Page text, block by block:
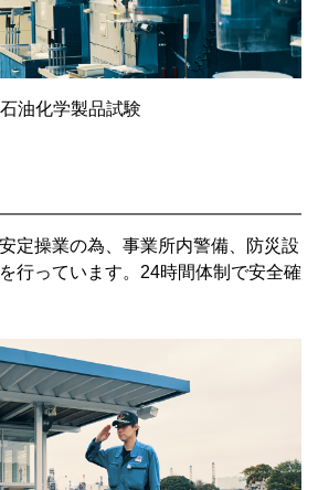
石油化学製品試験
定操業の為、事業所内警備、防災設
行っています。24時間体制で安全確